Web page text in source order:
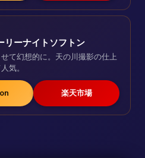
リーナイトソフトン
て幻想的に。天の川撮影の仕上
気。
楽天市場